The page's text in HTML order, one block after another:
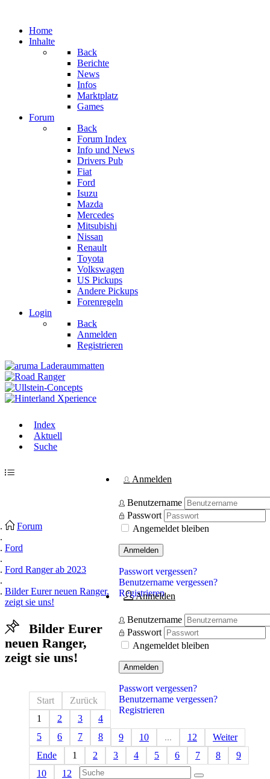
Home
Inhalte
Back
Berichte
News
Infos
Marktplatz
Games
Forum
Back
Forum Index
Info und News
Drivers Pub
Fiat
Ford
Isuzu
Mazda
Mercedes
Mitsubishi
Nissan
Renault
Toyota
Volkswagen
US Pickups
Andere Pickups
Forenregeln
Login
Back
Anmelden
Registrieren
Index
Aktuell
Suche
Anmelden
Benutzername
Passwort
Angemeldet bleiben
Anmelden
Passwort vergessen?
Benutzername vergessen?
Registrieren
Anmelden
Benutzername
Passwort
Angemeldet bleiben
Anmelden
Passwort vergessen?
Benutzername vergessen?
Registrieren
Forum
Ford
Ford Ranger ab 2023
Bilder Eurer neuen Ranger,
zeigt sie uns!
Bilder Eurer
neuen Ranger,
zeigt sie uns!
Start
Zurück
1
2 3
4
5
6 7 8 9 10 ... 12
Weiter
Ende
1 2 3 4 5 6 7 8
9
10
12